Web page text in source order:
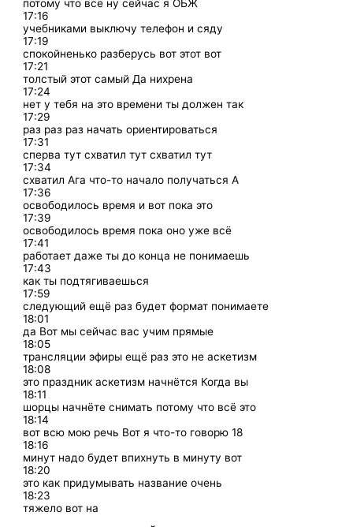
потому что все ну сейчас я ОБЖ
17:16
учебниками выключу телефон и сяду
17:19
спокойненько разберусь вот этот вот
17:21
толстый этот самый Да нихрена
17:24
нет у тебя на это времени ты должен так
17:29
раз раз раз начать ориентироваться
17:31
сперва тут схватил тут схватил тут
17:34
схватил Ага что-то начало получаться А
17:36
освободилось время и вот пока это
17:39
освободилось время пока оно уже всё
17:41
работает даже ты до конца не понимаешь
17:43
как ты подтягиваешься
17:59
следующий ещё раз будет формат понимаете
18:01
да Вот мы сейчас вас учим прямые
18:05
трансляции эфиры ещё раз это не аскетизм
18:08
это праздник аскетизм начнётся Когда вы
18:11
шорцы начнёте снимать потому что всё это
18:14
вот всю мою речь Вот я что-то говорю 18
18:16
минут надо будет впихнуть в минуту вот
18:20
это как придумывать название очень
18:23
тяжело вот на